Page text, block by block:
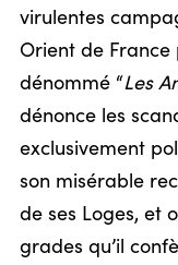
virulentes
Orient de
dénommé “Les
dénonce les
exclusivement
son misérable
de ses Loges, et
grades qu’il